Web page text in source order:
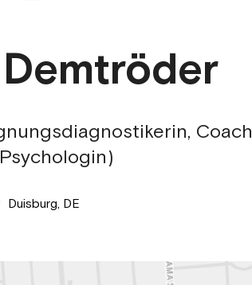
Coach
Duisburg, DE